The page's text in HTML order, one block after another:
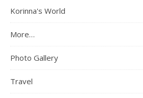
Korinna's World
More…
Photo Gallery
Travel